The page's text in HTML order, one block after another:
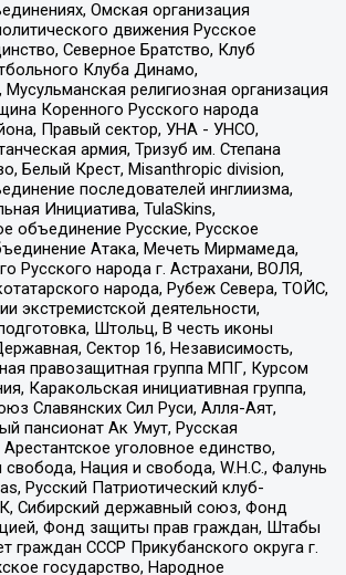
Омская организация
движения Русское
Северное Братство, Клуб
Клуба Динамо,
религиозная организация
Коренного Русского народа
Правый сектор, УНА - УНСО,
армия, Тризуб им. Степана
Белый Крест, Misanthropic division,
последователей инглиизма,
Инициатива, TulaSkins,
объединение Русские, Русское
Атака, Мечеть Мирмамеда,
Русского народа г. Астрахани, ВОЛЯ,
народа, Рубеж Севера, ТОЙС,
экстремистской деятельности,
Штольц, В честь иконы
Сектор 16, Независимость,
правозащитная группа МПГ, Курсом
Каракольская инициативная группа,
Славянских Сил Руси, Алля-Аят,
пансионат Ак Умут, Русская
уголовное единство,
Нация и свобода, W.H.С., Фалунь
Русский Патриотический клуб-
Сибирский державный союз, Фонд
Фонд защиты прав граждан, Штабы
граждан СССР Прикубанского округа г.
государство, Народное